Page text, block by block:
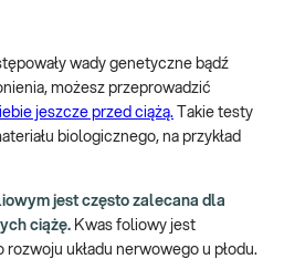
wady genetyczne bądź
możesz przeprowadzić
jeszcze przed ciążą. Takie testy
biologicznego, na przykład
jest często zalecana dla
ciążę. Kwas foliowy jest
układu nerwowego u płodu.